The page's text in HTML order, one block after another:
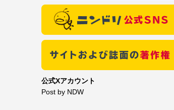
公式Xアカウント
Post by NDW